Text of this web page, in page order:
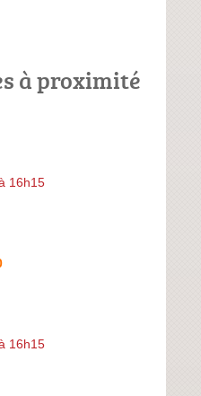
à proximité
16h15
16h15